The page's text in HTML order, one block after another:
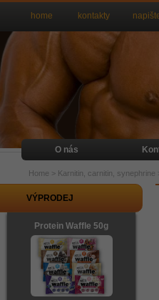
VÝPRODEJ
Protein Waffle 50g
home kontakty
O nás
Home > Karnitin, carnitin, synephrine